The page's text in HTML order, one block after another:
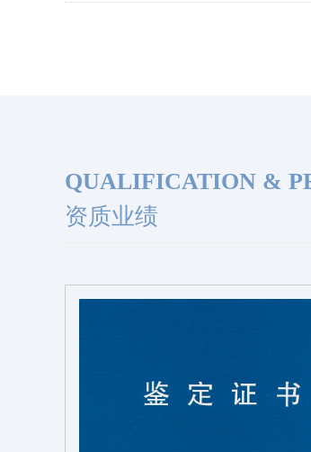
QUALIFICATION &
资质业绩